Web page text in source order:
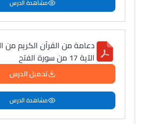
مشاهدة الدرس
الآية 17 من سورة الفتح
تحميل الدرس
مشاهدة الدرس